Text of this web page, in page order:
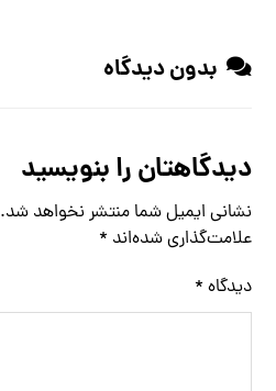
بدون دیدگاه
دیدگاهتان را بنویسید
نشانی ایمیل شما منتشر نخواهد شد.
علامت‌گذاری شده‌اند *
دیدگاه *